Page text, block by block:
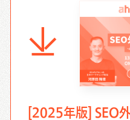
[2025年版] SEO